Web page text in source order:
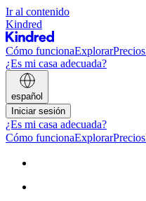
Ir al contenido
Kindred
Cómo funcionaExplorarPrecios
¿Es mi casa adecuada?
español
Iniciar sesión
¿Es mi casa adecuada?
Cómo funcionaExplorarPrecios